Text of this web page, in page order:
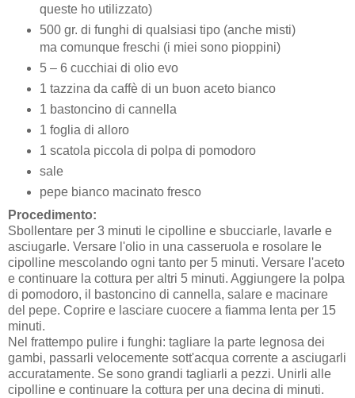
queste ho utilizzato)
500 gr. di funghi di qualsiasi tipo (anche misti)
ma comunque freschi (i miei sono pioppini)
5 – 6 cucchiai di olio evo
1 tazzina da caffè di un buon aceto bianco
1 bastoncino di cannella
1 foglia di alloro
1 scatola piccola di polpa di pomodoro
sale
pepe bianco macinato fresco
Procedimento:
Sbollentare per 3 minuti le cipolline e sbucciarle, lavarle e
asciugarle. Versare l'olio in una casseruola e rosolare le
cipolline mescolando ogni tanto per 5 minuti. Versare l'aceto
e continuare la cottura per altri 5 minuti. Aggiungere la polpa
di pomodoro, il bastoncino di cannella, salare e macinare
del pepe. Coprire e lasciare cuocere a fiamma lenta per 15
minuti.
Nel frattempo pulire i funghi: tagliare la parte legnosa dei
gambi, passarli velocemente sott'acqua corrente a asciugarli
accuratamente. Se sono grandi tagliarli a pezzi. Unirli alle
cipolline e continuare la cottura per una decina di minuti.